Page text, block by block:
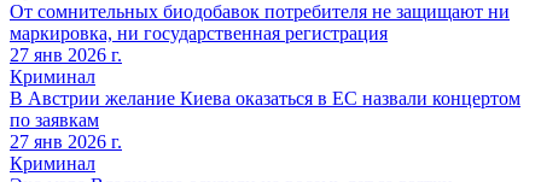
От сомнительных биодобавок потребителя не защищают ни
маркировка, ни государственная регистрация
27 янв 2026 г.
Криминал
В Австрии желание Киева оказаться в ЕС назвали концертом
по заявкам
27 янв 2026 г.
Криминал